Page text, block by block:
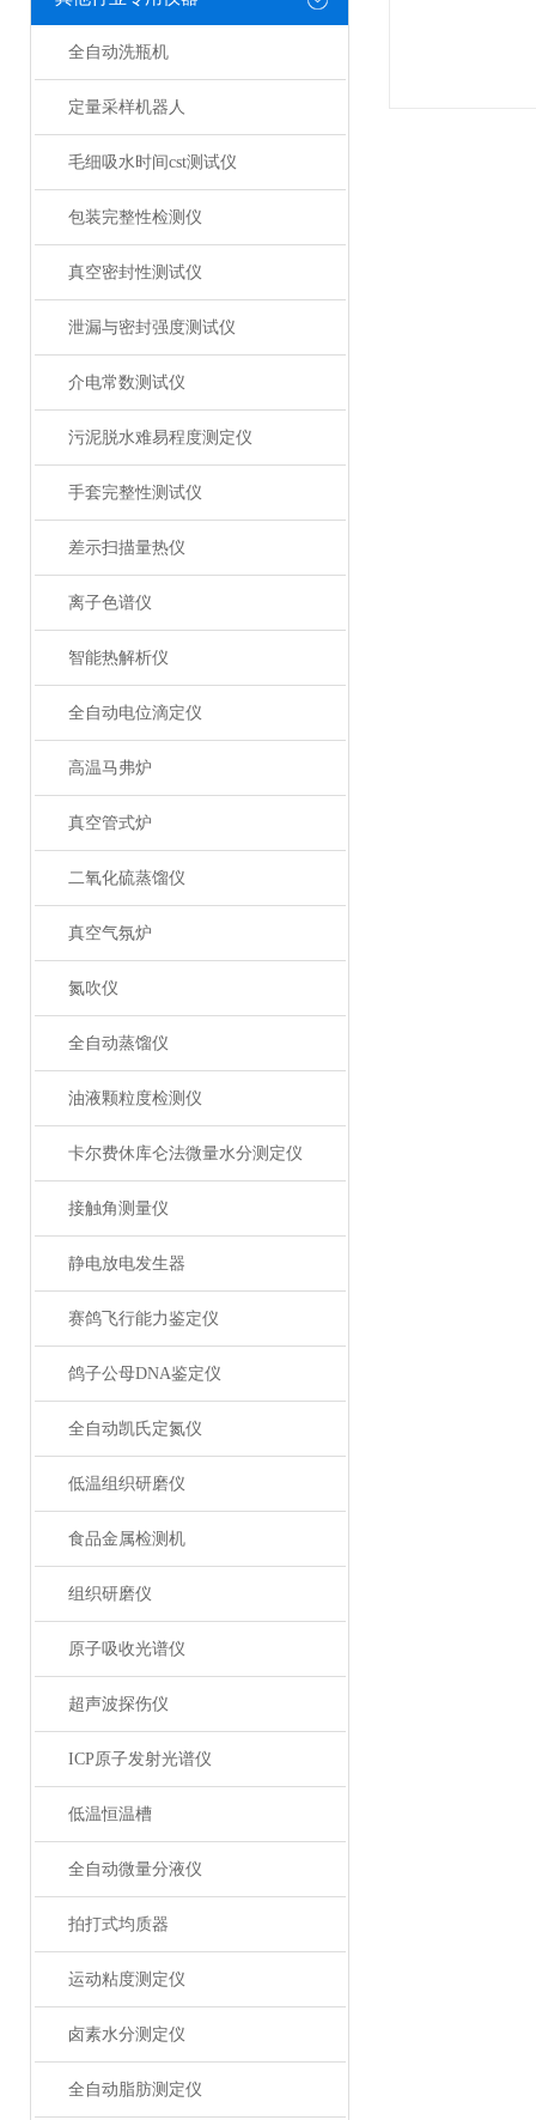
全自动洗瓶机
定量采样机器人
毛细吸水时间cst测试仪
包装完整性检测仪
真空密封性测试仪
泄漏与密封强度测试仪
介电常数测试仪
污泥脱水难易程度测定仪
手套完整性测试仪
差示扫描量热仪
离子色谱仪
智能热解析仪
全自动电位滴定仪
高温马弗炉
真空管式炉
二氧化硫蒸馏仪
真空气氛炉
氮吹仪
全自动蒸馏仪
油液颗粒度检测仪
卡尔费休库仑法微量水分测定仪
接触角测量仪
静电放电发生器
赛鸽飞行能力鉴定仪
鸽子公母DNA鉴定仪
全自动凯氏定氮仪
低温组织研磨仪
食品金属检测机
组织研磨仪
原子吸收光谱仪
超声波探伤仪
ICP原子发射光谱仪
低温恒温槽
全自动微量分液仪
拍打式均质器
运动粘度测定仪
卤素水分测定仪
全自动脂肪测定仪